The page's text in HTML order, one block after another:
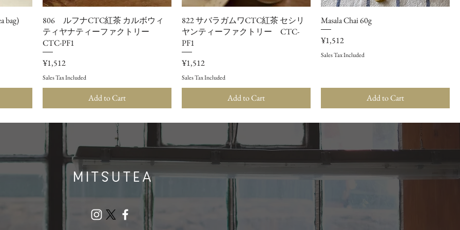
bag)
806 ルフナCTC紅茶 カルボウィ
ティヤナティーファクトリー
CTC-PF1
Price
¥1,512
Sales Tax Included
Add to Cart
822 サバラガムワCTC紅茶 セシリ
ヤンティーファクトリー CTC-
PF1
Price
¥1,512
Sales Tax Included
Add to Cart
Masala Chai 60g
Price
¥1,512
Sales Tax Included
Add to Cart